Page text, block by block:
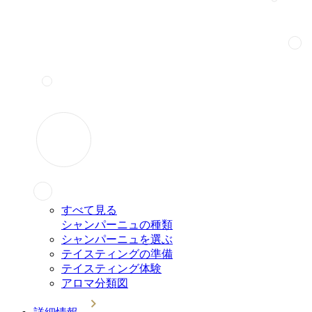
すべて見る
シャンパーニュの種類
シャンパーニュを選ぶ
テイスティングの準備
テイスティング体験
アロマ分類図